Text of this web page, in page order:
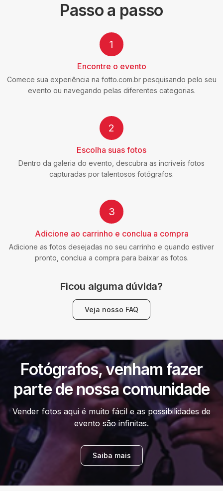
Passo a passo
1
Encontre o evento
Comece sua experiência na fotto.com.br pesquisando pelo seu
evento ou navegando pelas diferentes categorias.
2
Escolha suas fotos
Dentro da galeria do evento, descubra as incríveis fotos
capturadas por talentosos fotógrafos.
3
Adicione ao carrinho e conclua a compra
Adicione as fotos desejadas no seu carrinho e quando estiver
pronto, conclua a compra para baixar as fotos.
Ficou alguma dúvida?
Veja nosso FAQ
Fotógrafos, venham fazer
parte de nossa comunidade
Vender fotos aqui é muito fácil e as possibilidades de
evento são infinitas.
Saiba mais